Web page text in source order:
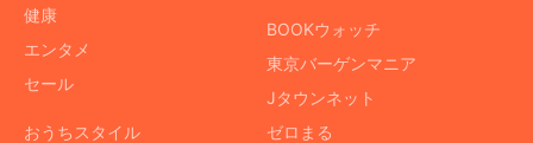
健康
エンタメ
セール
おうちスタイル
BOOKウォッチ
東京バーゲンマニア
Jタウンネット
ゼロまる